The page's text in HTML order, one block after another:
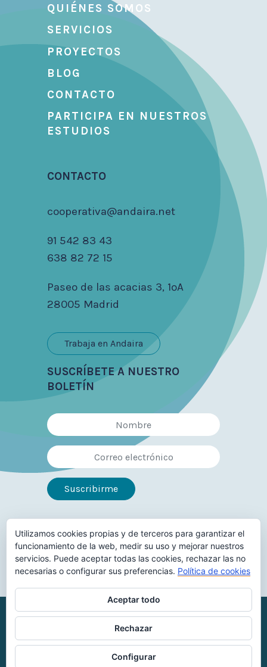
QUIÉNES SOMOS
SERVICIOS
PROYECTOS
BLOG
CONTACTO
PARTICIPA EN NUESTROS
ESTUDIOS
CONTACTO
cooperativa@andaira.net
91 542 83 43
638 82 72 15
Paseo de las acacias 3, 1ºA
28005 Madrid
Trabaja en Andaira
SUSCRÍBETE A NUESTRO
BOLETÍN
Síguenos en
Reconocimiento-NoComercial-
CompartirIgual
Política de privacidad
Utilizamos cookies propias y de terceros para garantizar el
funcionamiento de la web, medir su uso y mejorar nuestros
servicios. Puede aceptar todas las cookies, rechazar las no
necesarias o configurar sus preferencias. Política de cookies
Aceptar todo
Rechazar
Configurar